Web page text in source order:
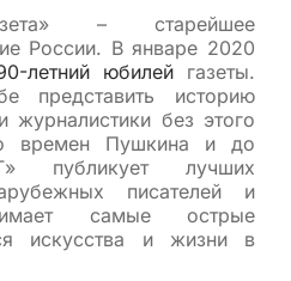
– старейшее
России. В январе 2020
летний юбилей газеты.
представить историю
журналистики без этого
времен Пушкина и до
публикует лучших
писателей и
самые острые
искусства и жизни в